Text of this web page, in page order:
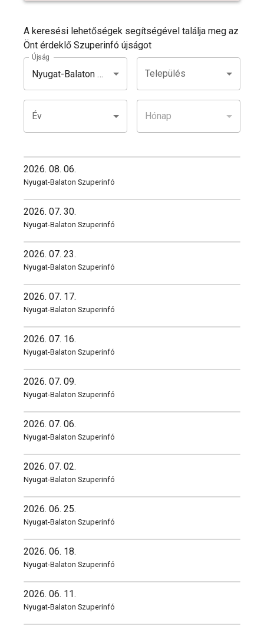
A keresési lehetőségek segítségével találja meg az
Önt érdeklő Szuperinfó újságot
Újság
Nyugat-Balaton Szuperinfó Település
Év Hónap
2026. 08. 06.
Nyugat-Balaton Szuperinfó
2026. 07. 30.
Nyugat-Balaton Szuperinfó
2026. 07. 23.
Nyugat-Balaton Szuperinfó
2026. 07. 17.
Nyugat-Balaton Szuperinfó
2026. 07. 16.
Nyugat-Balaton Szuperinfó
2026. 07. 09.
Nyugat-Balaton Szuperinfó
2026. 07. 06.
Nyugat-Balaton Szuperinfó
2026. 07. 02.
Nyugat-Balaton Szuperinfó
2026. 06. 25.
Nyugat-Balaton Szuperinfó
2026. 06. 18.
Nyugat-Balaton Szuperinfó
2026. 06. 11.
Nyugat-Balaton Szuperinfó